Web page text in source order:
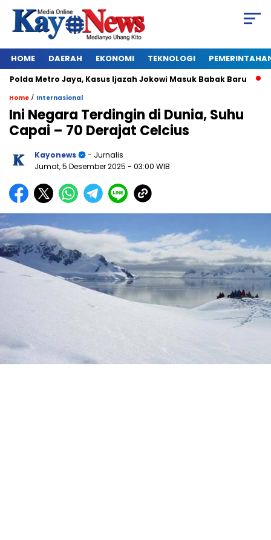
HOME DAERAH EKONOMI TEKNOLOGI
Metro Jaya, Kasus Ijazah Jokowi Masuk Babak Baru
Home / Internasional
Ini Negara Terdingin di Dunia, Suhu
Capai – 70 Derajat Celcius
Kayonews
- Jurnalis
Jumat, 5 Desember 2025 - 03:00 WIB